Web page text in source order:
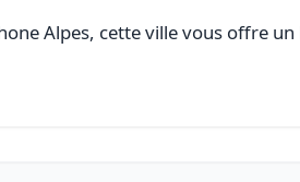
Alpes, cette ville vous offre